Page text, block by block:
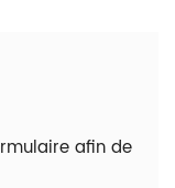
Bondoufle.
afin de